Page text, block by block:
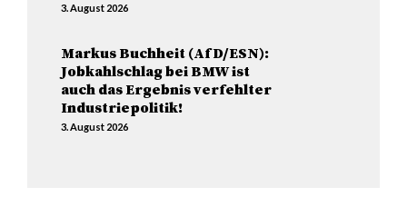
3. August 2026
Markus Buchheit (AfD/ESN):
Jobkahlschlag bei BMW ist
auch das Ergebnis verfehlter
Industriepolitik!
3. August 2026